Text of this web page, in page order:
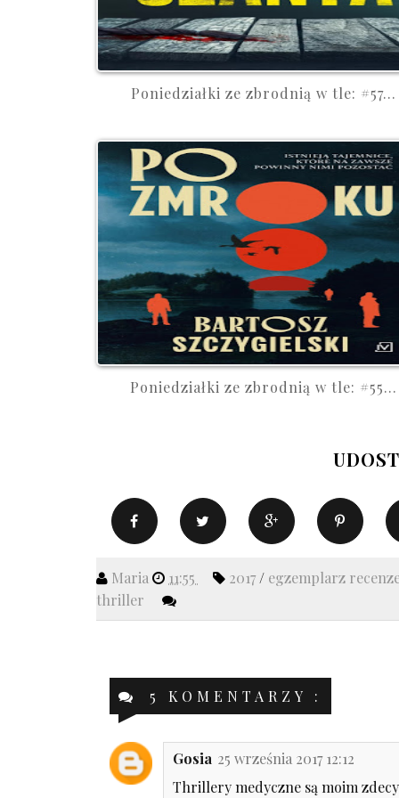
Poniedziałki ze zbrodnią w tle: #57...
Poniedziałki ze zbrodnią w tle: #55...
Maria 11:55 2017/ egzemplarz
thriller
5 KOMENTARZY :
Gosia 25 września 2017 12:12
Thrillery medyczne są moim